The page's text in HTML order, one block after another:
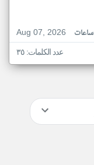
Aug 07, 2026
عدد الكلمات: ٣٥